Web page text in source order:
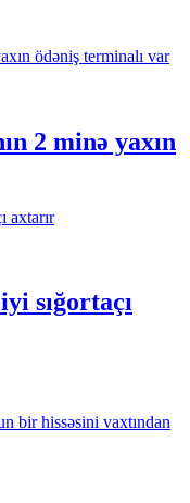
2 minə yaxın
sığortaçı